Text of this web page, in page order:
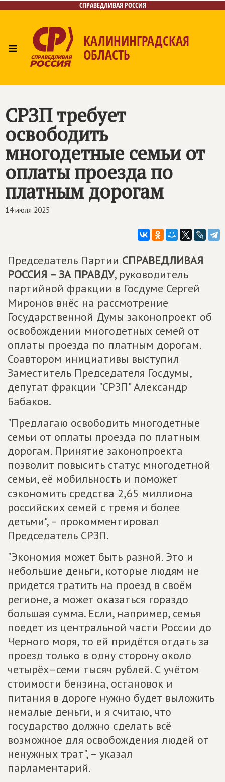
СПРАВЕДЛИВАЯ РОССИЯ
≡ КАЛИНИНГРАДСКАЯ
ОБЛАСТЬ
Контакты
СРЗП требует
освободить
многодетные семьи от
оплаты проезда по
платным дорогам
14 июля 2025
Председатель Партии СПРАВЕДЛИВАЯ
РОССИЯ – ЗА ПРАВДУ, руководитель
партийной фракции в Госдуме Сергей
Миронов внёс на рассмотрение
Государственной Думы законопроект об
освобождении многодетных семей от
оплаты проезда по платным дорогам.
Соавтором инициативы выступил
Заместитель Председателя Госдумы,
депутат фракции "СРЗП" Александр
Бабаков.
"Предлагаю освободить многодетные
семьи от оплаты проезда по платным
дорогам. Принятие законопроекта
позволит повысить статус многодетной
семьи, её мобильность и поможет
сэкономить средства 2,65 миллиона
российских семей с тремя и более
детьми", – прокомментировал
Председатель СРЗП.
"Экономия может быть разной. Это и
небольшие деньги, которые людям не
придется тратить на проезд в своём
регионе, а может оказаться гораздо
большая сумма. Если, например, семья
поедет из центральной части России до
Черного моря, то ей придётся отдать за
проезд только в одну сторону около
четырёх–семи тысяч рублей. С учётом
стоимости бензина, остановок и
питания в дороге нужно будет выложить
немалые деньги, и я считаю, что
государство должно сделать всё
возможное для освобождения людей от
ненужных трат", – указал
парламентарий.